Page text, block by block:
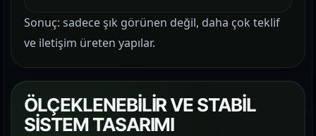
Sonuç: sadece şık görünen değil, daha çok teklif
ve iletişim üreten yapılar.
ÖLÇEKLENEBİLİR VE STABİL
SİSTEM TASARIMI